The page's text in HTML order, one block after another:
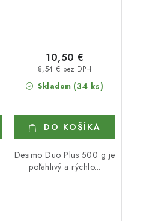
Skladom (34 ks)
8,54 € bez DPH
10,50 €
DO KOŠÍKA
Desimo Duo Plus 500 g je
poľahlivý a rýchlo...